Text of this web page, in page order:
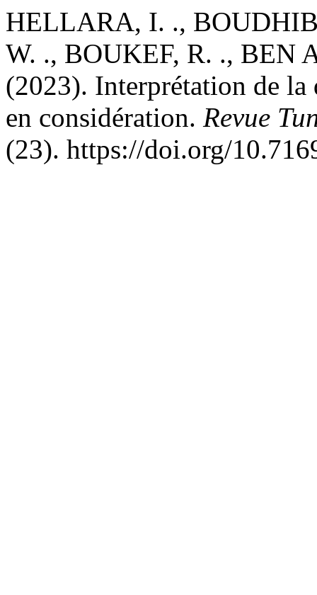
HELLARA, I. .,
W. ., BOUKEF, R. ., BEN
(2023). Interprétation de
en considération. Revue
(23). https://doi.org/